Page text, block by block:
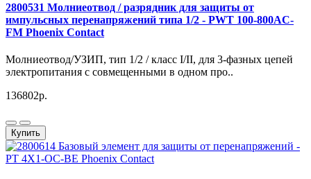
2800531 Молниеотвод / разрядник для защиты от
импульсных перенапряжений типа 1/2 - PWT 100-800AC-
FM Phoenix Contact
Молниеотвод/УЗИП, тип 1/2 / класс I/II, для 3-фазных цепей
электропитания с совмещенными в одном про..
136802р.
Купить